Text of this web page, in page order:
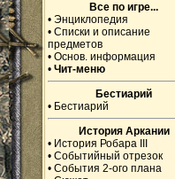
Все по игре...
• Энциклопедия
• Списки и описание
предметов
• Основ. информация
• Чит-меню
Бестиарий
• Бестиарий
История Аркании
• История Робара III
• Событийный отрезок
• События 2-ого плана